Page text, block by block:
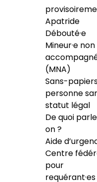
Apatride
Débouté·e
Mineur·e non
(MNA)
Sans-
personne
statut légal
De quoi
on ?
Aide
Centre
pour
requérant·es